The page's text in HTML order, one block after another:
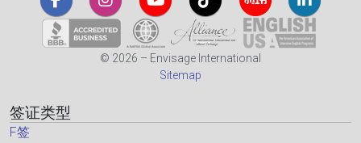
© 2026 – Envisage International
Sitemap
签证类型
F签